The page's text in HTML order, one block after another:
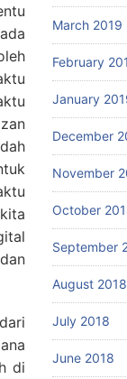
di
March 2019
February
January
December
November
October
September
August 2018
July 2018
June 2018